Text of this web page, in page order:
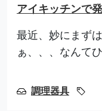
アイキッチンで発
最近、妙にまず
ぁ、、、なんて
調理器具